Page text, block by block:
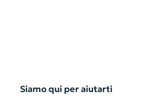
Siamo qui per aiutarti